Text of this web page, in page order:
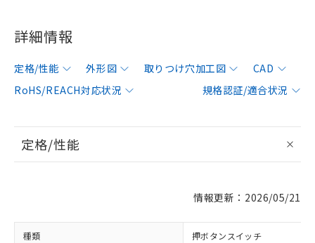
詳細情報
定格/性能 外形図 取りつけ穴加工図
CAD
RoHS/REACH対応状況
規格認証/適合状況
定格/性能
情報更新：2026/05/21
種類 押ボタンスイッチ